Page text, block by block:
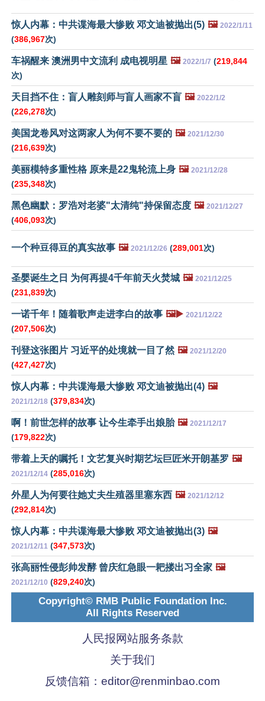
惊人内幕：中共谍海最大惨败 邓文迪被抛出(5) 🖼️ 2022/1/11
(386,967次)
车祸醒来 澳洲男中文流利 成电视明星 🖼️ 2022/1/7 (219,844
次)
天目挡不住：盲人雕刻师与盲人画家不盲 🖼️ 2022/1/2
(226,278次)
美国龙卷风对这两家人为何不要不要的 🖼️ 2021/12/30
(216,639次)
美丽模特多重性格 原来是22鬼轮流上身 🖼️ 2021/12/28
(235,348次)
黑色幽默：罗浩对老婆"太清纯"持保留态度 🖼️ 2021/12/27
(406,093次)
一个种豆得豆的真实故事 🖼️ 2021/12/26 (289,001次)
圣婴诞生之日 为何再提4千年前天火焚城 🖼️ 2021/12/25
(231,839次)
一诺千年！随着歌声走进李白的故事 🖼️▶️ 2021/12/22
(207,506次)
刊登这张图片 习近平的处境就一目了然 🖼️ 2021/12/20
(427,427次)
惊人内幕：中共谍海最大惨败 邓文迪被抛出(4) 🖼️
2021/12/18 (379,834次)
啊！前世怎样的故事 让今生牵手出娘胎 🖼️ 2021/12/17
(179,822次)
带着上天的嘱托！文艺复兴时期艺坛巨匠米开朗基罗 🖼️
2021/12/14 (285,016次)
外星人为何要往她丈夫生殖器里塞东西 🖼️ 2021/12/12
(292,814次)
惊人内幕：中共谍海最大惨败 邓文迪被抛出(3) 🖼️
2021/12/11 (347,573次)
张高丽性侵彭帅发酵 曾庆红急眼一耙搂出习全家 🖼️
2021/12/10 (829,240次)
Copyright© RMB Public Foundation Inc.
All Rights Reserved
人民报网站服务条款
关于我们
反馈信箱： editor@renminbao.com